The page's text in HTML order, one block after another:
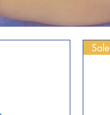
Sale